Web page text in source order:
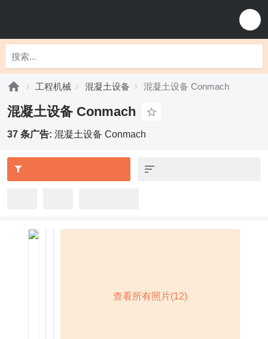
工程机械 混凝土设备 混凝土设备 Conmach
混凝土设备 Conmach
37 条广告: 混凝土设备 Conmach